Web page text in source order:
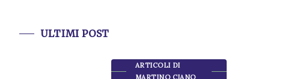
ULTIMI POST
ARTICOLI DI